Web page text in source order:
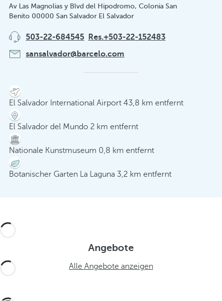
Av Las Magnolias y Blvd del Hipodromo, Colonia San
Benito 00000 San Salvador El Salvador
503-22-684545
Res.+503-22-152483
sansalvador@barcelo.com
El Salvador International Airport 43,8 km entfernt
El Salvador del Mundo 2 km entfernt
Nationale Kunstmuseum 0,8 km entfernt
Botanischer Garten La Laguna 3,2 km entfernt
Angebote
Alle Angebote anzeigen